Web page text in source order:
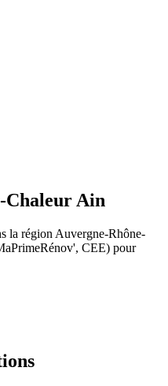
Chaleur Ain
la région Auvergne-Rhône-
CEE) pour